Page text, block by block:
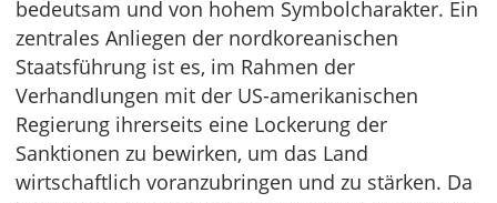
bedeutsam und von hohem Symbolcharakter. Ein
zentrales Anliegen der nordkoreanischen
Staatsführung ist es, im Rahmen der
Verhandlungen mit der US-amerikanischen
Regierung ihrerseits eine Lockerung der
Sanktionen zu bewirken, um das Land
wirtschaftlich voranzubringen und zu stärken. Da